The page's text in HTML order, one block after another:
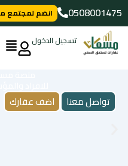
تخطي
إلى
المحتوى
0508001475
انضم لمجتمع
تسجيل الدخول
تواصل معنا اضف عقارك